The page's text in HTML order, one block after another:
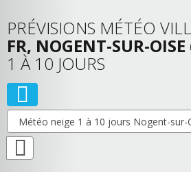
PRÉVISIONS MÉTÉO
FR, NOGENT-SUR-
1 À 10 JOURS